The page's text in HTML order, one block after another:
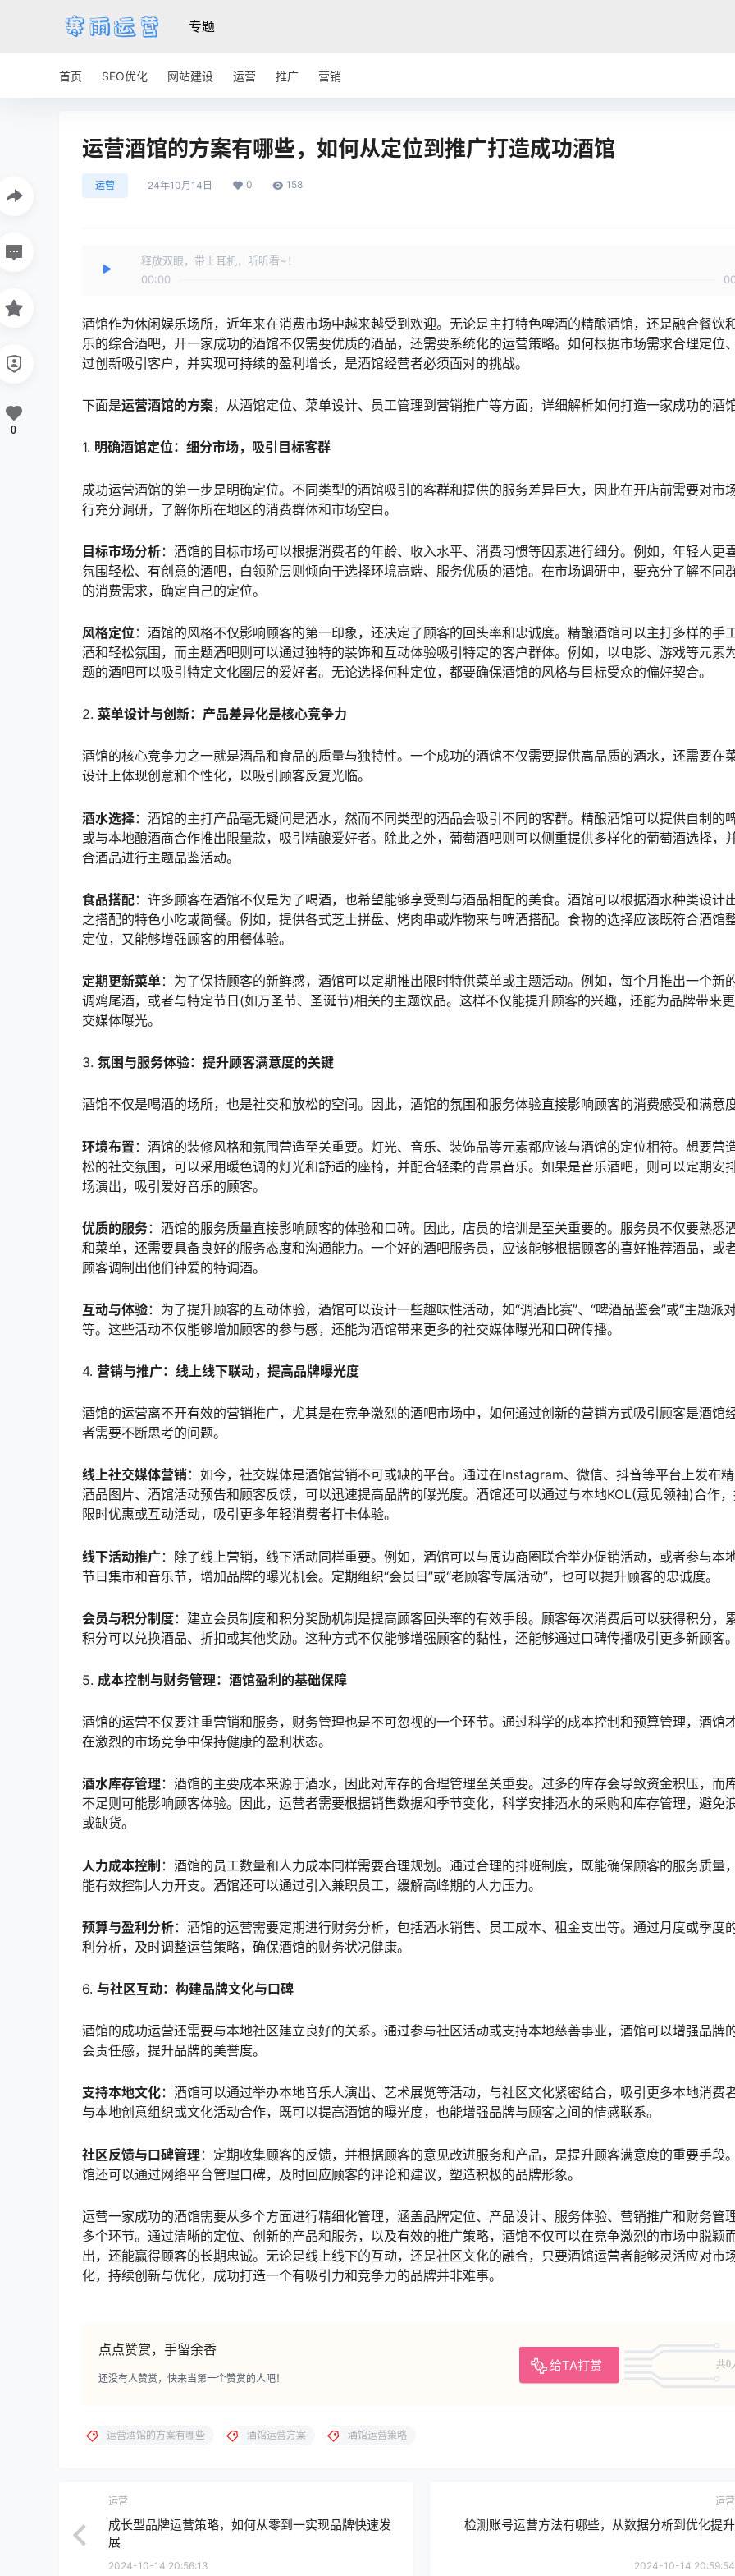
专题
首页 SEO优化 网站建设 运营 推广 营销
运营酒馆的方案有哪些，如何从定位到推广打造成功酒馆
运营 24年10月14日 0 158
释放双眼，带上耳机，听听看~！
00:00
酒馆作为休闲娱乐场所，近年来在消费市场中越来越受到欢迎。无论是主打特色啤酒的精酿酒馆，还是融合餐饮
乐的综合酒吧，开一家成功的酒馆不仅需要优质的酒品，还需要系统化的运营策略。如何根据市场需求合理定位
过创新吸引客户，并实现可持续的盈利增长，是酒馆经营者必须面对的挑战。
下面是运营酒馆的方案，从酒馆定位、菜单设计、员工管理到营销推广等方面，详细解析如何打造一家成功的酒馆
1. 明确酒馆定位：细分市场，吸引目标客群
成功运营酒馆的第一步是明确定位。不同类型的酒馆吸引的客群和提供的服务差异巨大，因此在开店前需要对市
行充分调研，了解你所在地区的消费群体和市场空白。
目标市场分析：酒馆的目标市场可以根据消费者的年龄、收入水平、消费习惯等因素进行细分。例如，年轻人更
氛围轻松、有创意的酒吧，白领阶层则倾向于选择环境高端、服务优质的酒馆。在市场调研中，要充分了解不同
的消费需求，确定自己的定位。
风格定位：酒馆的风格不仅影响顾客的第一印象，还决定了顾客的回头率和忠诚度。精酿酒馆可以主打多样的手
酒和轻松氛围，而主题酒吧则可以通过独特的装饰和互动体验吸引特定的客户群体。例如，以电影、游戏等元素
题的酒吧可以吸引特定文化圈层的爱好者。无论选择何种定位，都要确保酒馆的风格与目标受众的偏好契合。
2. 菜单设计与创新：产品差异化是核心竞争力
酒馆的核心竞争力之一就是酒品和食品的质量与独特性。一个成功的酒馆不仅需要提供高品质的酒水，还需要在
设计上体现创意和个性化，以吸引顾客反复光临。
酒水选择：酒馆的主打产品毫无疑问是酒水，然而不同类型的酒品会吸引不同的客群。精酿酒馆可以提供自制的
或与本地酿酒商合作推出限量款，吸引精酿爱好者。除此之外，葡萄酒吧则可以侧重提供多样化的葡萄酒选择，
合酒品进行主题品鉴活动。
食品搭配：许多顾客在酒馆不仅是为了喝酒，也希望能够享受到与酒品相配的美食。酒馆可以根据酒水种类设计
之搭配的特色小吃或简餐。例如，提供各式芝士拼盘、烤肉串或炸物来与啤酒搭配。食物的选择应该既符合酒馆
定位，又能够增强顾客的用餐体验。
定期更新菜单：为了保持顾客的新鲜感，酒馆可以定期推出限时特供菜单或主题活动。例如，每个月推出一个新
调鸡尾酒，或者与特定节日(如万圣节、圣诞节)相关的主题饮品。这样不仅能提升顾客的兴趣，还能为品牌带来
交媒体曝光。
3. 氛围与服务体验：提升顾客满意度的关键
酒馆不仅是喝酒的场所，也是社交和放松的空间。因此，酒馆的氛围和服务体验直接影响顾客的消费感受和满意度
环境布置 ：酒馆的装修风格和氛围营造至关重要。灯光、音乐、装饰品等元素都应该与酒馆的定位相符。想要营
松的社交氛围，可以采用暖色调的灯光和舒适的座椅，并配合轻柔的背景音乐。如果是音乐酒吧，则可以定期安
场演出，吸引爱好音乐的顾客。
优质的服务：酒馆的服务质量直接影响顾客的体验和口碑。因此，店员的培训是至关重要的。服务员不仅要熟悉
和菜单，还需要具备良好的服务态度和沟通能力。一个好的酒吧服务员，应该能够根据顾客的喜好推荐酒品，或
顾客调制出他们钟爱的特调酒。
互动与体验：为了提升顾客的互动体验，酒馆可以设计一些趣味性活动，如“调酒比赛”、“啤酒品鉴会”或“主题派
等。这些活动不仅能够增加顾客的参与感，还能为酒馆带来更多的社交媒体曝光和口碑传播。
4. 营销与推广：线上线下联动，提高品牌曝光度
酒馆的运营离不开有效的营销推广，尤其是在竞争激烈的酒吧市场中，如何通过创新的营销方式吸引顾客是酒馆
者需要不断思考的问题。
线上社交媒体营销：如今，社交媒体是酒馆营销不可或缺的平台。通过在Instagram、微信、抖音等平台上发布
酒品图片、酒馆活动预告和顾客反馈，可以迅速提高品牌的曝光度。酒馆还可以通过与本地KOL(意见领袖)合作
限时优惠或互动活动，吸引更多年轻消费者打卡体验。
线下活动推广：除了线上营销，线下活动同样重要。例如，酒馆可以与周边商圈联合举办促销活动，或者参与本
节日集市和音乐节，增加品牌的曝光机会。定期组织“会员日”或“老顾客专属活动”，也可以提升顾客的忠诚度。
会员与积分制度：建立会员制度和积分奖励机制是提高顾客回头率的有效手段。顾客每次消费后可以获得积分，
积分可以兑换酒品、折扣或其他奖励。这种方式不仅能够增强顾客的黏性，还能够通过口碑传播吸引更多新顾客。
5. 成本控制与财务管理：酒馆盈利的基础保障
酒馆的运营不仅要注重营销和服务，财务管理也是不可忽视的一个环节。通过科学的成本控制和预算管理，酒馆
在激烈的市场竞争中保持健康的盈利状态。
酒水库存管理 ：酒馆的主要成本来源于酒水，因此对库存的合理管理至关重要。过多的库存会导致资金积压，而
不足则可能影响顾客体验。因此，运营者需要根据销售数据和季节变化，科学安排酒水的采购和库存管理，避免
或缺货。
人力成本控制 ：酒馆的员工数量和人力成本同样需要合理规划。通过合理的排班制度，既能确保顾客的服务质量
能有效控制人力开支。酒馆还可以通过引入兼职员工，缓解高峰期的人力压力。
预算与盈利分析：酒馆的运营需要定期进行财务分析，包括酒水销售、员工成本、租金支出等。通过月度或季度
利分析，及时调整运营策略，确保酒馆的财务状况健康。
6. 与社区互动：构建品牌文化与口碑
酒馆的成功运营还需要与本地社区建立良好的关系。通过参与社区活动或支持本地慈善事业，酒馆可以增强品牌
会责任感，提升品牌的美誉度。
支持本地文化：酒馆可以通过举办本地音乐人演出、艺术展览等活动，与社区文化紧密结合，吸引更多本地消费者
与本地创意组织或文化活动合作，既可以提高酒馆的曝光度，也能增强品牌与顾客之间的情感联系。
社区反馈与口碑管理 ：定期收集顾客的反馈，并根据顾客的意见改进服务和产品，是提升顾客满意度的重要手段
馆还可以通过网络平台管理口碑，及时回应顾客的评论和建议，塑造积极的品牌形象。
运营一家成功的酒馆需要从多个方面进行精细化管理，涵盖品牌定位、产品设计、服务体验、营销推广和财务管
多个环节。通过清晰的定位、创新的产品和服务，以及有效的推广策略，酒馆不仅可以在竞争激烈的市场中脱颖
出，还能赢得顾客的长期忠诚。无论是线上线下的互动，还是社区文化的融合，只要酒馆运营者能够灵活应对市
化，持续创新与优化，成功打造一个有吸引力和竞争力的品牌并非难事。
点点赞赏，手留余香
给TA打赏 共0
还没有人赞赏，快来当第一个赞赏的人吧！
0
运营酒馆的方案有哪些 酒馆运营方案 酒馆运营策略
运营
成长型品牌运营策略，如何从零到一实现品牌快速发
展
2024-10-14 20:56:13
运营
检测账号运营方法有哪些，从数据分析到优化提升
2024-10-14 20:59:54